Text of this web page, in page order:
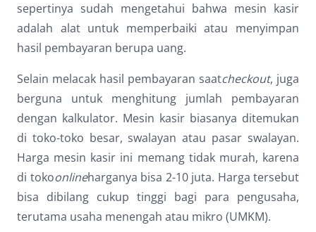
sepertinya sudah mengetahui bahwa mesin kasir
adalah alat untuk memperbaiki atau menyimpan
hasil pembayaran berupa uang.
Selain melacak hasil pembayaran saatcheckout, juga
berguna untuk menghitung jumlah pembayaran
dengan kalkulator. Mesin kasir biasanya ditemukan
di toko-toko besar, swalayan atau pasar swalayan.
Harga mesin kasir ini memang tidak murah, karena
di tokoonlineharganya bisa 2-10 juta. Harga tersebut
bisa dibilang cukup tinggi bagi para pengusaha,
terutama usaha menengah atau mikro (UMKM).
Increase font
spellcheck Readable font
Bright contrast
brightness_low Dark contrast
format_underlined Underline links
font_download
Mark links
Reset
all
options
cached